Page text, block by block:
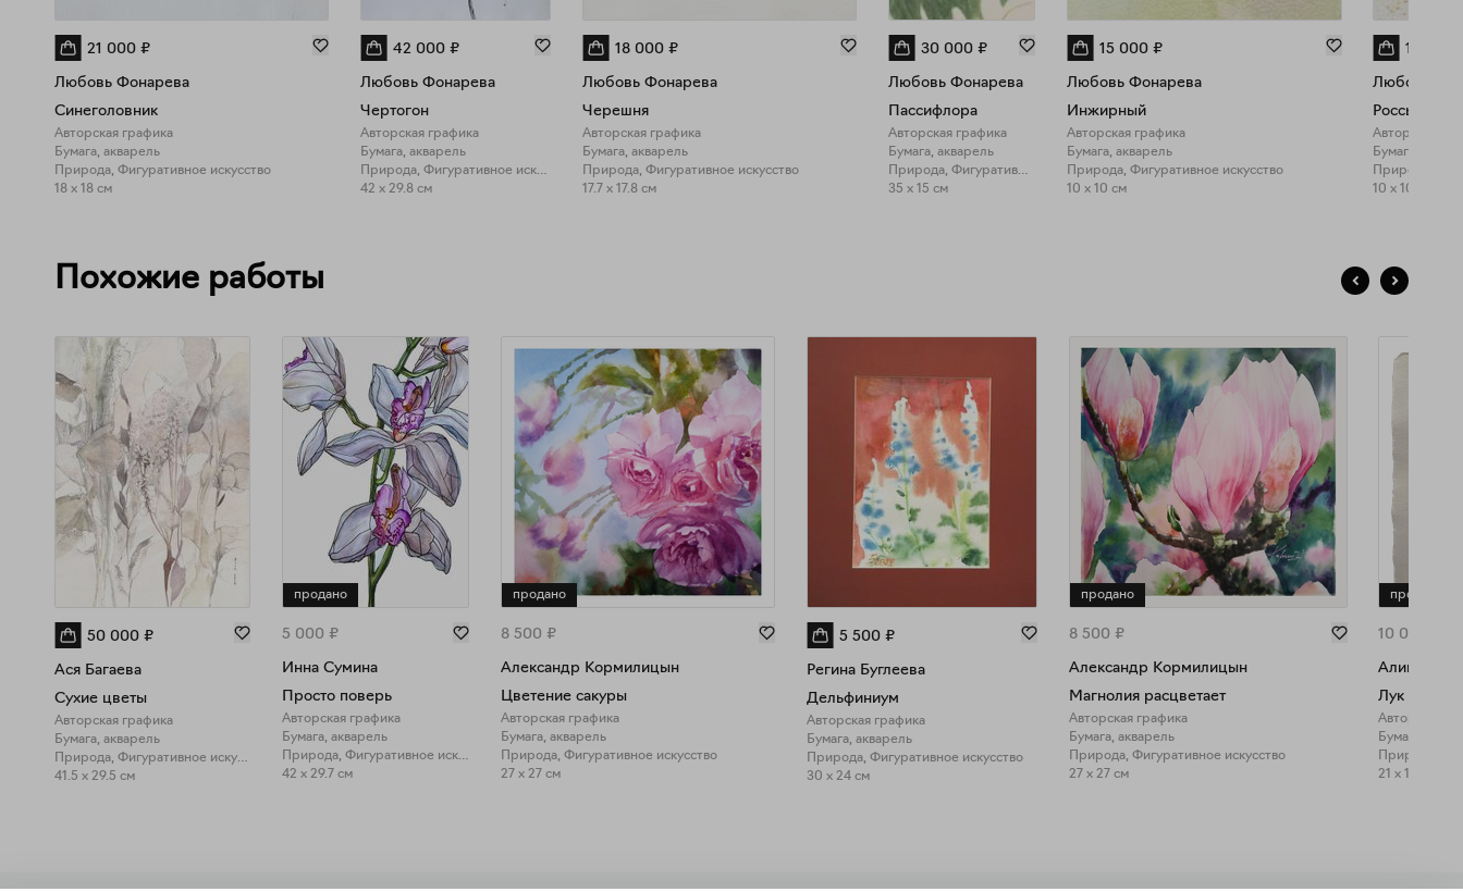
21 000 ₽
Любовь Фонарева
Синеголовник
Авторская графика
Бумага, акварель
Природа, Фигуративное искусство
18 x 18 см
42 000 ₽
Любовь Фонарева
Чертогон
Авторская графика
Бумага, акварель
Природа, Фигуративное искусство
42 x 29.8 см
18 000 ₽
Любовь Фонарева
Черешня
Авторская графика
Бумага, акварель
Природа, Фигуративное искусство
17.7 x 17.8 см
30 000 ₽
Любовь Фонарева
Пассифлора
Авторская графика
Бумага, акварель
Природа, Фигуративное искусство
35 x 15 см
15 000 ₽
Любовь Фонарева
Инжирный
Авторская графика
Бумага, акварель
Природа, Фигуративное искусство
10 x 10 см
18 000
Любовь
Россыпь (3)
Авторская
Бумага,
Природа,
10 x 10 см
Похожие работы
50 000 ₽
Ася Багаева
Сухие цветы
Авторская графика
Бумага, акварель
Природа, Фигуративное искусство
41.5 x 29.5 см
продано
5 000 ₽
Инна Сумина
Просто поверь
Авторская графика
Бумага, акварель
Природа, Фигуративное искусство
42 x 29.7 см
продано
8 500 ₽
Александр Кормилицын
Цветение сакуры
Авторская графика
Бумага, акварель
Природа, Фигуративное искусство
27 x 27 см
5 500 ₽
Регина Буглеева
Дельфиниум
Авторская графика
Бумага, акварель
Природа, Фигуративное искусство
30 x 24 см
продано
8 500 ₽
Александр Кормилицын
Магнолия расцветает
Авторская графика
Бумага, акварель
Природа, Фигуративное искусство
27 x 27 см
продано
10 000
Алина
Лук
Авторская
Бумага,
21 x 15 см